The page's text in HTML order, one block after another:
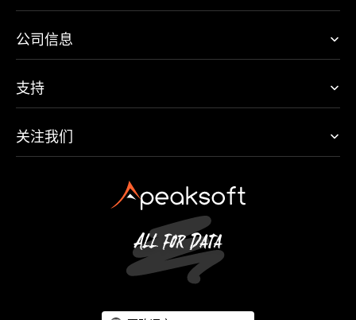
公司信息
支持
关注我们